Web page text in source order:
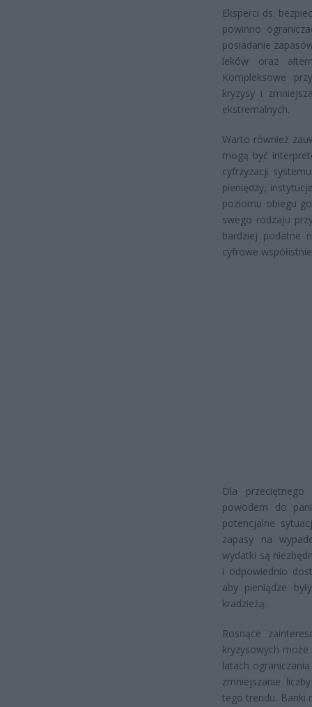
Eksperci ds.
powinno
posiadanie
leków oraz
Kompleksowe
kryzysy i
ekstremalnych.
Warto również
mogą być
cyfrzyzacji
pieniędzy,
poziomu obiegu
swego rodzaju
bardziej podatne
cyfrowe
Dla
powodem do
potencjalne
zapasy na
wydatki są
i odpowiednio
aby pieniądze
kradzieżą.
Rosnące
kryzysowych
latach
zmniejszanie
tego trendu. Banki